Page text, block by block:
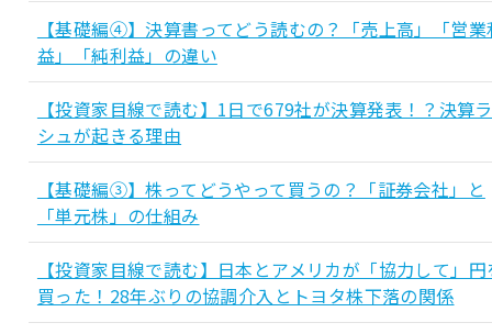
【基礎編④】決算書ってどう読むの？「売上高」「営業
益」「純利益」の違い
【投資家目線で読む】1日で679社が決算発表！？決算
シュが起きる理由
【基礎編③】株ってどうやって買うの？「証券会社」と
「単元株」の仕組み
【投資家目線で読む】日本とアメリカが「協力して」円
買った！28年ぶりの協調介入とトヨタ株下落の関係